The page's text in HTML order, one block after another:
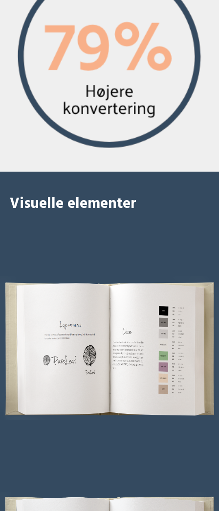
Visuelle elementer